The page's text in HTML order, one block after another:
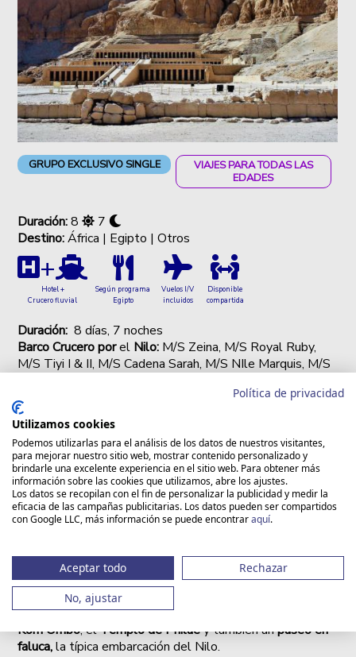
GRUPO EXCLUSIVO SINGLE
VIAJES PARA TODAS LAS
EDADES
Duración:8
7
Destino:África | Egipto | Otros
+
Hotel +
Crucero fluvial
Según programa
Egipto
Vuelos I/V
incluidos
Disponible
compartida
Duración: 8 días, 7 noches
Barco Crucero porel Nilo: M/S Zeina, M/S Royal Ruby,
M/S Tiyi I & II, M/S Cadena Sarah, M/S NIle Marquis, M/S
Hotel en el Cairo:
Hotel Gewan, Sonesta Tower,
Pyramisa Suites, Ramses Hilton, Safir, Hilton Cairo Grand
Nile, Steigenberger Pyramids, Movenpick Media City o
similar
Régimen:4 Noches Pensión Completa (Sin Bebidas) en
el Crucero por el Nilo, 3 Noches Alojamiento y Desayuno
en El Cairo
El tour ideal para visitarEgiptoal precio más asequible.
significativas e importantes de la antigua cultura
faraónica; elTemplo de Karnak, elTemplo de Luxor, el
Valle de los Reyes
Colosos de Memnón, El Templo de Edfú, el
Kom Ombo, elTemplo de Philaey también unpaseo en
faluca,la típica embarcación del Nilo.
Política de privacidad
Utilizamos cookies
Podemos utilizarlas para el análisis de los datos de nuestros visitantes,
para mejorar nuestro sitio web, mostrar contenido personalizado y
brindarle una excelente experiencia en el sitio web. Para obtener más
información sobre las cookies que utilizamos, abre los ajustes.
Los datos se recopilan con el fin de personalizar la publicidad y medir la
eficacia de las campañas publicitarias. Los datos pueden ser compartidos
con Google LLC, más información se puede encontraraquí.
Aceptar todo
Rechazar
No, ajustar